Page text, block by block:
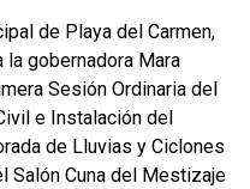
de Playa del Carmen,
la gobernadora Mara
Sesión Ordinaria del
e Instalación del
de Lluvias y Ciclones
Salón Cuna del Mestizaje